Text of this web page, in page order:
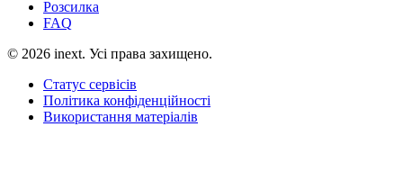
Розсилка
FAQ
© 2026 inext. Усі права захищено.
Статус сервісів
Політика конфіденційності
Використання матеріалів